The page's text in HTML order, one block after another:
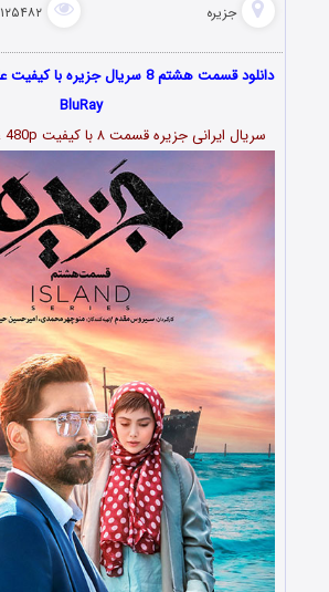
جزیره ۱۲۵۴۸۲ بازدید
BluRay
سریال ایرانی جزیره قسمت۸ با کیفیت 1080p & 720p & 480p